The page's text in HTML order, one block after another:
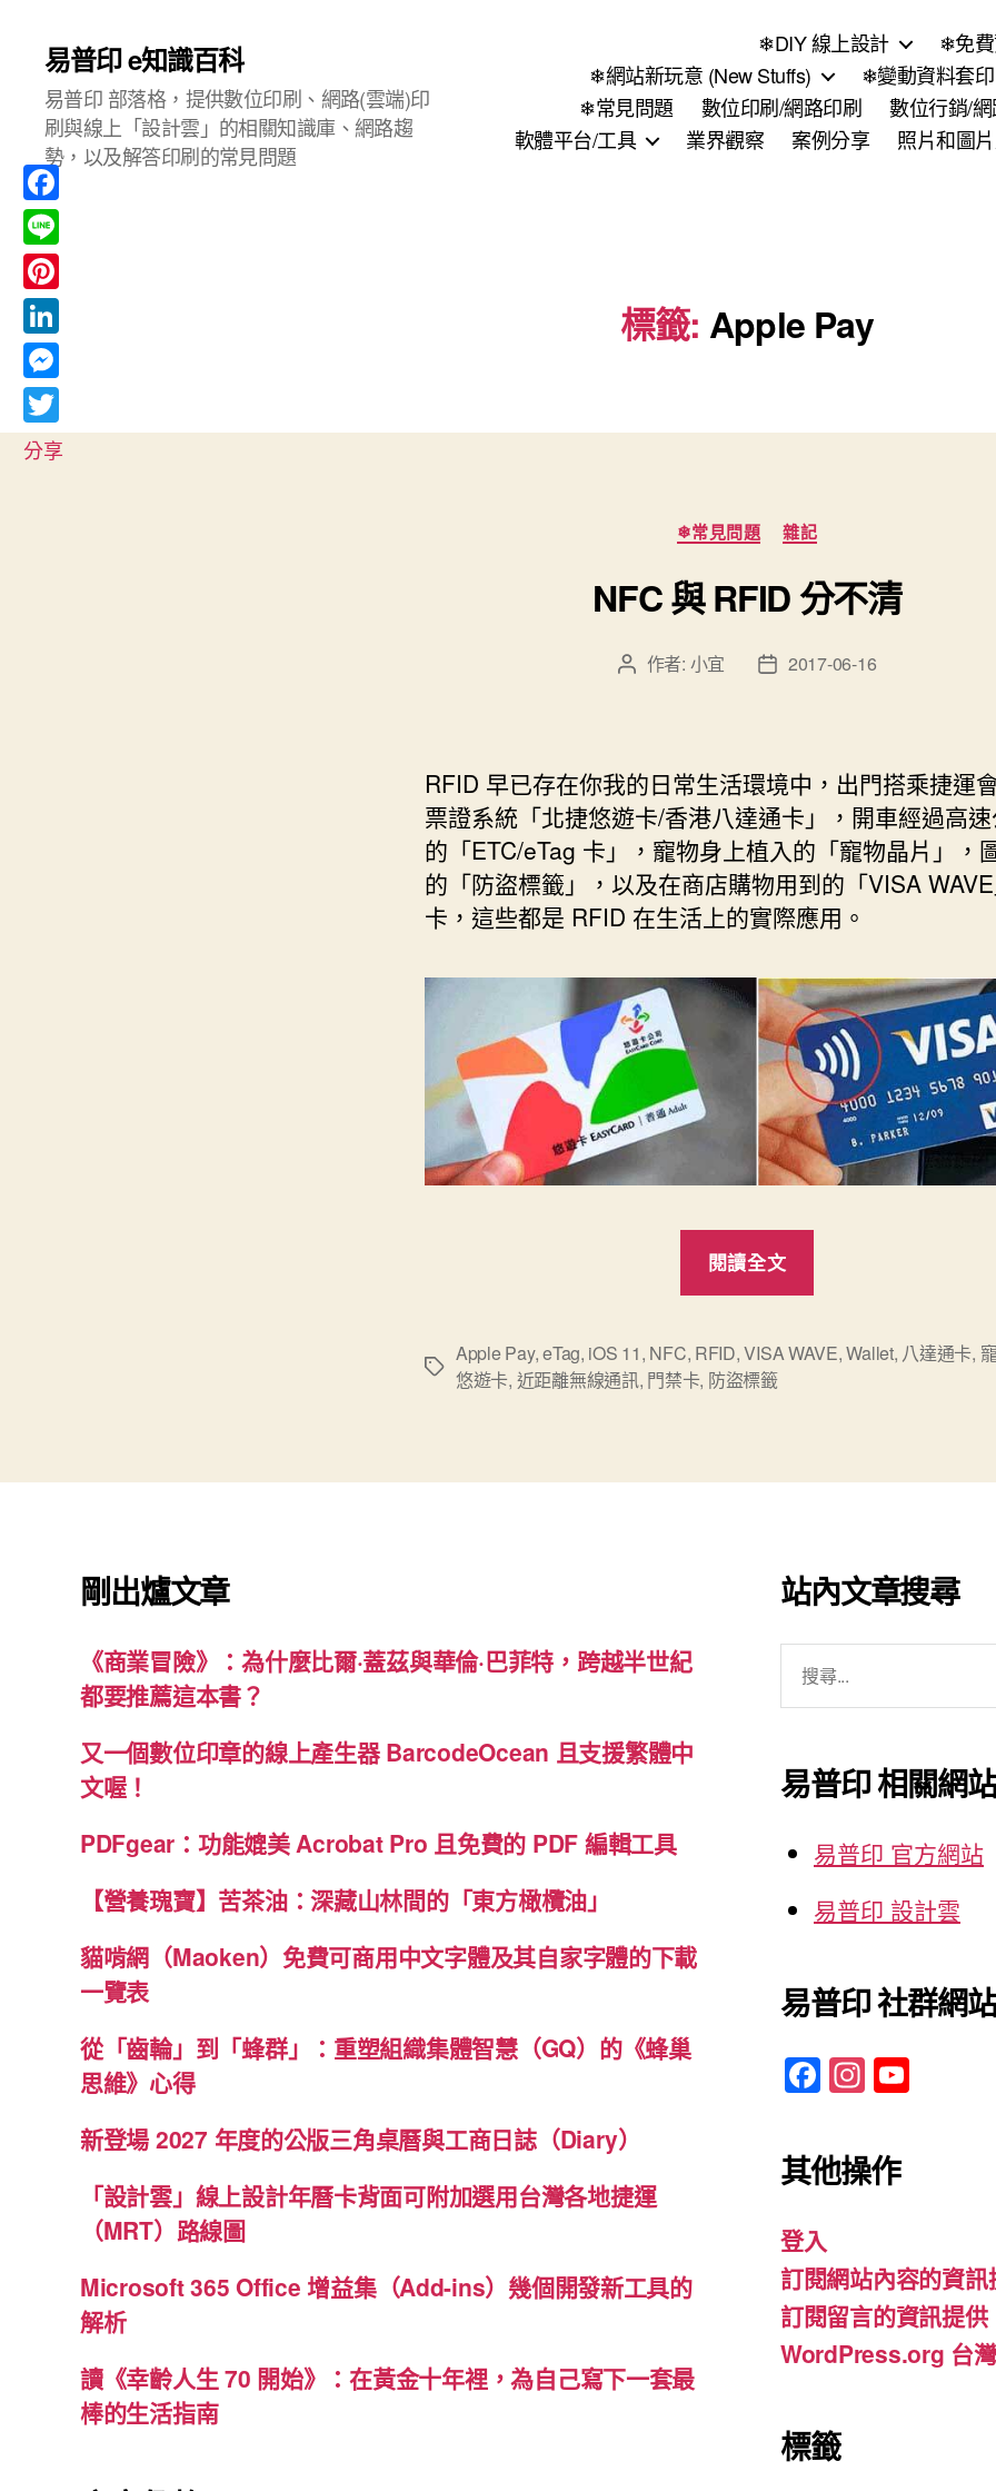
易普印 e知識百科
易普印 部落格，提供數位印刷、網路(雲端)印
刷與線上「設計雲」的相關知識庫、網路趨
勢，以及解答印刷的常見問題
❄DIY 線上設計
❄免
❄網站新玩意 (New Stuffs)
❄變動資料套
❄常見問題
數位印刷/網路印刷
數位行銷/
軟體平台/工具
業界觀察 案例分享 照片和圖
標籤: Apple Pay
分
類
❄常見問題 雜記
NFC 與 RFID 分不清
文 作者: 小宜
文
日
期
2017-06-16
RFID 早已存在你我的日常生活環境中，出門搭乘捷運
票證系統「北捷悠遊卡/香港八達通卡」，開車經過高
的「ETC/eTag 卡」，寵物身上植入的「寵物晶片」，
的「防盜標籤」，以及在商店購物用到的「VISA
卡，這些都是 RFID 在生活上的實際應用。
閱讀全文
分
標
Apple Pay,eTag, iOS 11, NFC, RFID,VISA WAVE,Wallet, 八達通卡,
悠遊卡, 近距離無線通訊, 門禁卡, 防盜標籤
剛出爐文章
《商業冒險》：為什麼比爾·蓋茲與華倫·巴菲特，跨越半世紀
都要推薦這本書？
又一個數位印章的線上產生器 BarcodeOcean 且支援繁體中
文喔！
PDFgear：功能媲美 Acrobat Pro 且免費的 PDF 編輯工具
【營養瑰寶】苦茶油：深藏山林間的「東方橄欖油」
貓啃網（Maoken）免費可商用中文字體及其自家字體的下載
一覽表
從「齒輪」到「蜂群」：重塑組織集體智慧（GQ）的《蜂巢
思維》心得
新登場 2027 年度的公版三角桌曆與工商日誌（Diary）
「設計雲」線上設計年曆卡背面可附加選用台灣各地捷運
（MRT）路線圖
Microsoft 365 Office 增益集（Add-ins）幾個開發新工具的
解析
讀《幸齡人生 70 開始》：在黃金十年裡，為自己寫下一套最
棒的生活指南
站內文章搜尋
字:
易普印 相關網站
易普印 官方網站
易普印 設計雲
易普印 社群網站
F
c
e
o
o
k
In
a
gr
m b
e
其他操作
登入
訂閱網站內容的資訊
訂閱留言的資訊提供
WordPress.org 台
標籤
F
a
c
e
b
o
o
k
L
i
n
e
P
i
n
t
e
L
i
n
k
M
e
s
T
分享